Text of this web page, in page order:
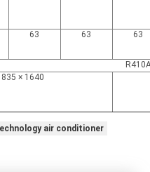
63 63 63
× 1640
air conditioner